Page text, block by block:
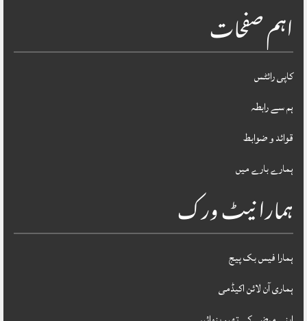
اہم صفحات
کاپی رائٹس
ہم سے رابطہ
قوائد و ضوابط
ہمارے بارے میں
ہمارا نیٹ ورک
ہمارا فیس بک پیج
ہماری آن لائن اکیڈمی